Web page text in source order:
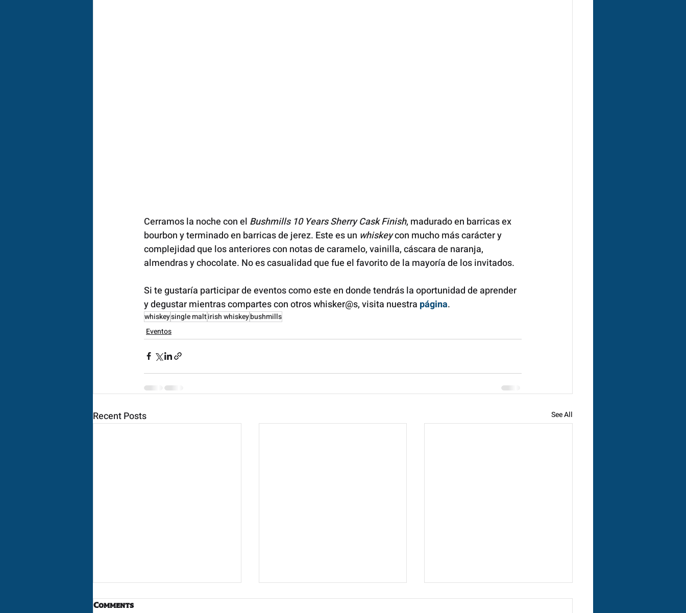
Cerramos la noche con el Bushmills 10 Years Sherry Cask Finish, madurado en barricas ex
bourbon y terminado en barricas de jerez. Este es un whiskey con mucho más carácter y
complejidad que los anteriores con notas de caramelo, vainilla, cáscara de naranja,
almendras y chocolate. No es casualidad que fue el favorito de la mayoría de los invitados.
Si te gustaría participar de eventos como este en donde tendrás la oportunidad de aprender
y degustar mientras compartes con otros whisker@s, visita nuestra página.
whiskeysingle maltirish whiskeybushmills
Eventos
Recent Posts See All
Comments